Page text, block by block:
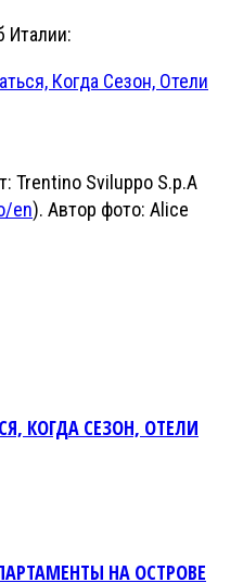
Италии:
Когда Сезон, Отели
Trentino Sviluppo S.p.A
en). Автор фото: Alice
КОГДА СЕЗОН, ОТЕЛИ
НА ОСТРОВЕ